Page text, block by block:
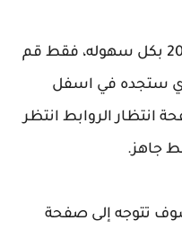
يمكنك تحميل برنامج جوالي 2023 بكل سهوله، فقط قم
ستجده في اسفل
انتظار الروابط انتظر
تتوجه إلى صفحة